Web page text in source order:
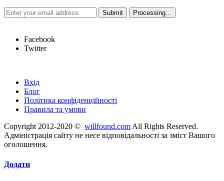
Facebook
Twitter
Вхід
Блог
Політика конфіденційності
Правила та умови
Copyright 2012-2020 © willfound.comAll Rights Reserved.
Адміністрація сайту не несе відповідальності за зміст Вашого
оголошення.
Додати